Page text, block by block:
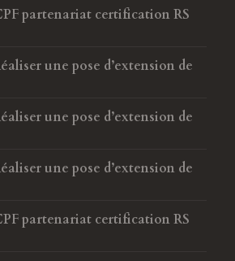
partenariat certification RS
une pose d’extension de
une pose d’extension de
une pose d’extension de
partenariat certification RS